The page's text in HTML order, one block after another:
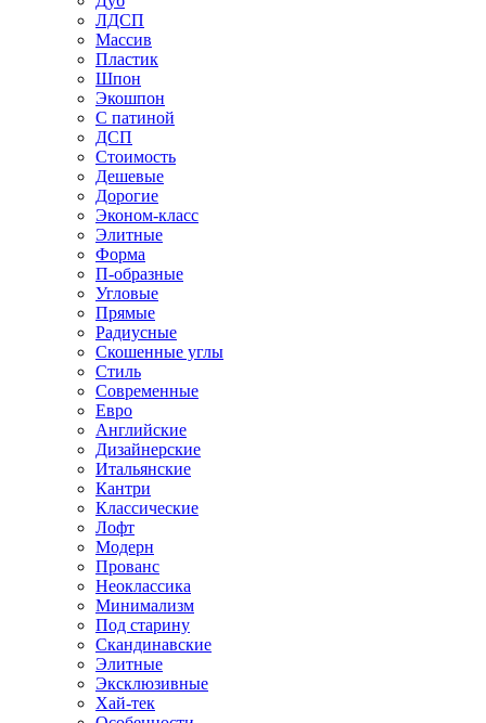
ЛДСП
Массив
Пластик
Шпон
Экошпон
С патиной
ДСП
Стоимость
Дешевые
Дорогие
Эконом-класс
Элитные
Форма
П-образные
Угловые
Прямые
Радиусные
Скошенные углы
Стиль
Современные
Евро
Английские
Дизайнерские
Итальянские
Кантри
Классические
Лофт
Модерн
Прованс
Неоклассика
Минимализм
Под старину
Скандинавские
Элитные
Эксклюзивные
Хай-тек